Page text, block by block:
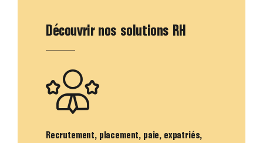
Découvrir nos solutions RH
Recrutement, placement, paie, expatriés,